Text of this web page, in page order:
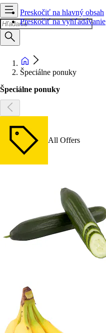
Preskočiť na hlavný obsah
Preskočiť na vyhľadávanie
Špeciálne ponuky
Špeciálne ponuky
All Offers